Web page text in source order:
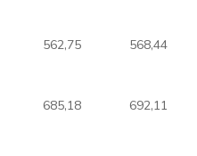
562,75 568,44
685,18 692,11